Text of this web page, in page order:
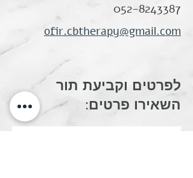
052-8243387
ofir.cbtherapy@gmail.com
לפרטים וקביעת תור
השאירו פרטים: